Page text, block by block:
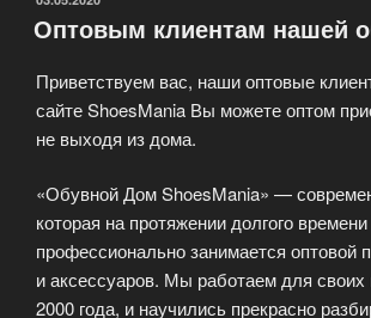
Оптовым клиентам нашей
Приветствуем вас, наши оптовые
сайте ShoesMania Вы можете оптом
не выходя из дома.
«Обувной Дом ShoesMania» —
которая на протяжении долгого времени
профессионально занимается оптовой
и аксессуаров. Мы работаем для своих
2000 года, и научились прекрасно